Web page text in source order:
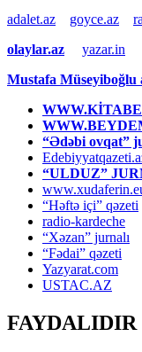
adalet.az
goyce.az
olaylar.az
yazar.in
Mustafa Müseyiboğlu
“Ədəbi ovqat”
“ULDUZ”
“Həftə içi” qəzeti
radio-kardeche
“Xəzan” jurnalı
“Fədai” qəzeti
Yazyarat.com
USTAC.AZ
FAYDALIDIR